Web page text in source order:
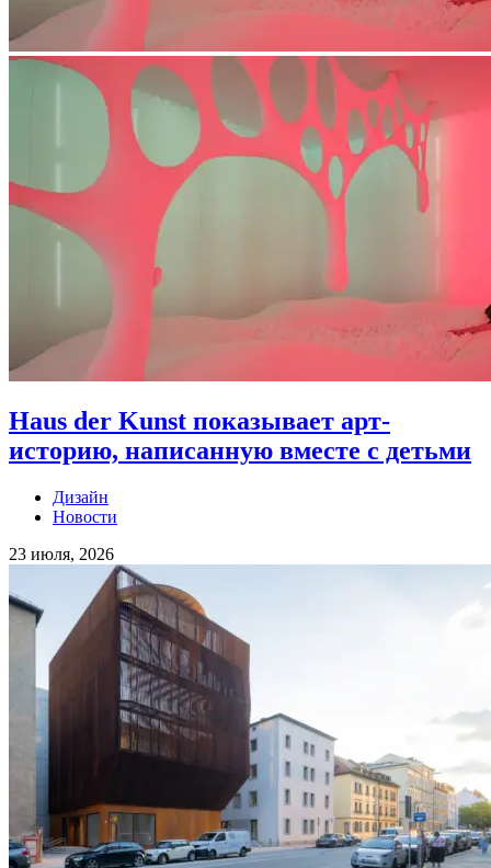
Haus der Kunst показывает арт-
историю, написанную вместе с детьми
Дизайн
Новости
23 июля, 2026